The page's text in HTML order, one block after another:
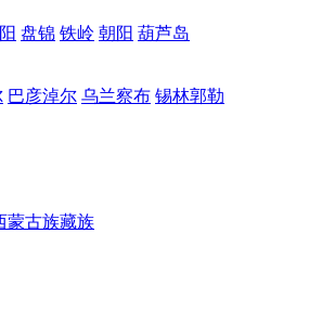
盘锦 铁岭 朝阳 葫芦岛
巴彦淖尔 乌兰察布 锡林郭勒
蒙古族藏族